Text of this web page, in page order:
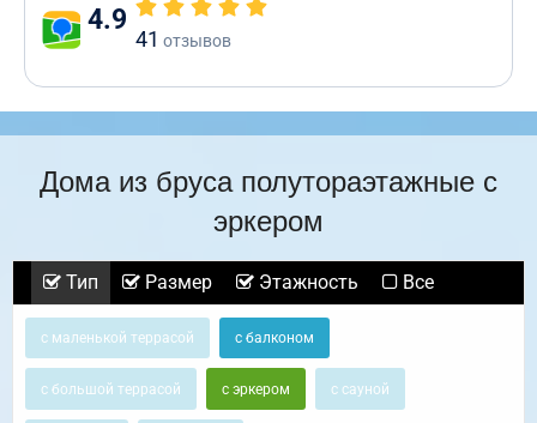
4.9
41 отзывов
Дома из бруса полутораэтажные с
эркером
Тип Размер Этажность Все
с маленькой террасой с балконом
с большой террасой с эркером с сауной